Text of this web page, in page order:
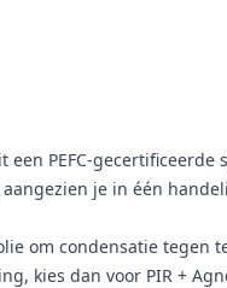
PEFC-gecertificeerde
je in één
om condensatie tegen
kies dan voor PIR +